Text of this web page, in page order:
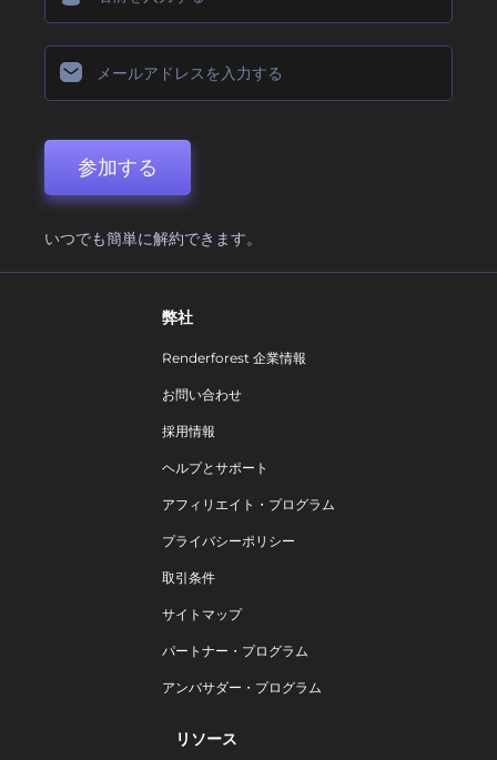
参加する
いつでも簡単に解約できます。
弊社
Renderforest 企業情報
お問い合わせ
採用情報
ヘルプとサポート
アフィリエイト・プログラム
プライバシーポリシー
取引条件
サイトマップ
パートナー・プログラム
アンバサダー・プログラム
リソース